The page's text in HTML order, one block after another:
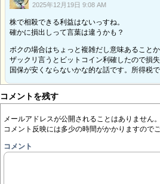
2025年12月19日 9:08 AM
株で相殺できる利益はないっすね。
確かに損出しって言葉は違うかも？
ボクの場合はちょっと複雑だし意味あること
ザックリ言うとビットコイン利確したので損
国保が安くならないかな的な話です。所得税で
コメントを残す
メールアドレスが公開されることはありません。
コメント反映には多少の時間がかかりますので
コメント